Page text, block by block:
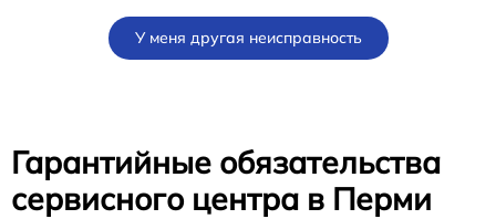
У меня другая неисправность
Гарантийные обязательства
сервисного центра в Перми